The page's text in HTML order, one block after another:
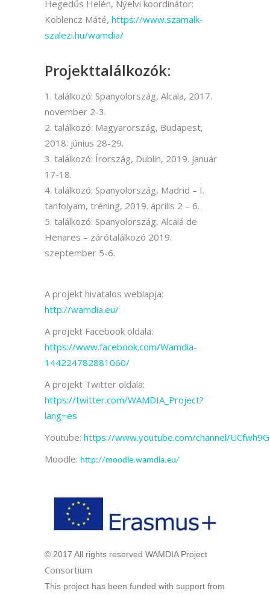
Hegedűs Helén, Nyelvi koordinátor:
Koblencz Máté, https://www.szamalk-
szalezi.hu/wamdia/
Projekttalálkozók:
találkozó: Spanyolország, Alcala, 2017.
november 2-3.
találkozó: Magyarország, Budapest,
2018. június 28-29.
találkozó: Írország, Dublin, 2019. január
17-18.
találkozó: Spanyolország, Madrid – I.
tanfolyam, tréning, 2019. április 2 – 6.
találkozó: Spanyolország, Alcalá de
Henares – zárótalálkozó 2019.
szeptember 5-6.
A projekt hivatalos weblapja:
http://wamdia.eu/
A projekt Facebook oldala:
https://www.facebook.com/Wamdia-
144224782881060/
A projekt Twitter oldala:
https://twitter.com/WAMDIA_Project?
lang=es
Youtube: https://www.youtube.com/channel/
Moodle: http://moodle.wamdia.eu/
© 2017 All rights reserved WAMDIA Project
Consortium
This project has been funded with support from